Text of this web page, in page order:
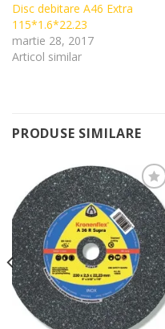
Disc debitare A46 Extra
115*1.6*22.23
martie 28, 2017
Articol similar
PRODUSE SIMILARE
Add to
Wishlist